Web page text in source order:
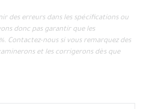
des erreurs dans les spécifications ou
donc pas garantir que les
Contactez-nous si vous remarquez des
et les corrigerons dès que